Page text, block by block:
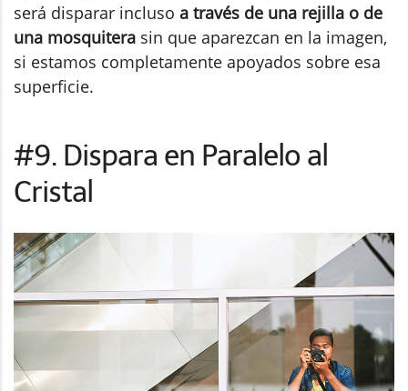
será disparar incluso a través de una rejilla o de
una mosquitera sin que aparezcan en la imagen,
si estamos completamente apoyados sobre esa
superficie.
#9. Dispara en Paralelo al
Cristal